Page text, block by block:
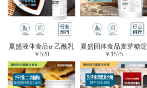
夏盛液体食品α-乙酰乳
酸脱羧酶(酱油醋生产
专用)FDY-3206
￥528
夏盛固体食品麦芽糖淀
粉酶(烘焙及面粉改良
用酶/发酵类食品可
用)FDG-0012
￥ 1575